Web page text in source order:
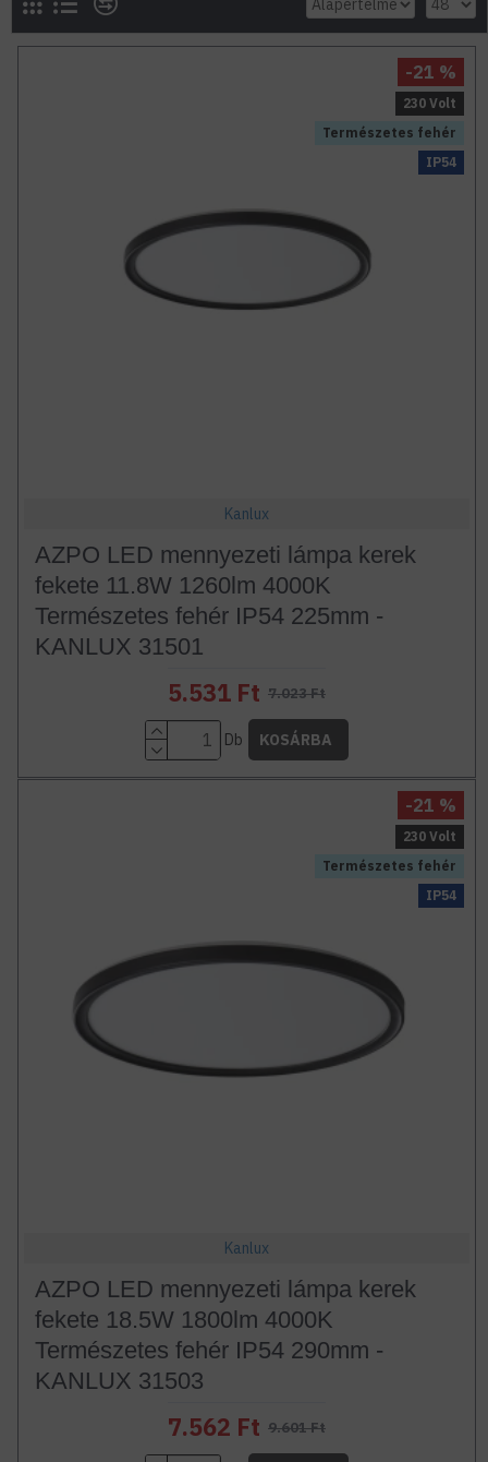
Természetes fehér
230 Volt
IP54
-21 %
Kanlux
AZPO LED mennyezeti lámpa kerek
fekete 11.8W 1260lm 4000K
Természetes fehér IP54 225mm -
KANLUX 31501
5.531 Ft 7.023 Ft
Db KOSÁRBA
Természetes fehér
230 Volt
IP54
-21 %
Kanlux
AZPO LED mennyezeti lámpa kerek
fekete 18.5W 1800lm 4000K
Természetes fehér IP54 290mm -
KANLUX 31503
7.562 Ft 9.601 Ft